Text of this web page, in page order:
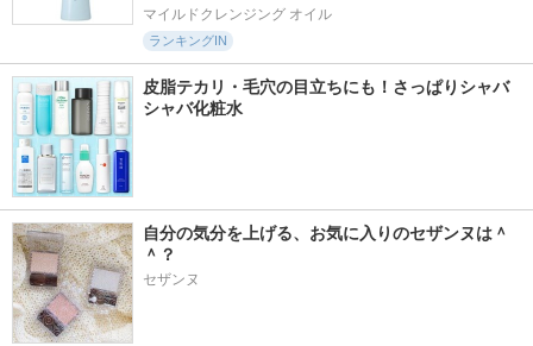
マイルドクレンジング オイル
ランキングIN
皮脂テカリ・毛穴の目立ちにも！さっぱりシャバ
シャバ化粧水
自分の気分を上げる、お気に入りのセザンヌは＾
＾？
セザンヌ